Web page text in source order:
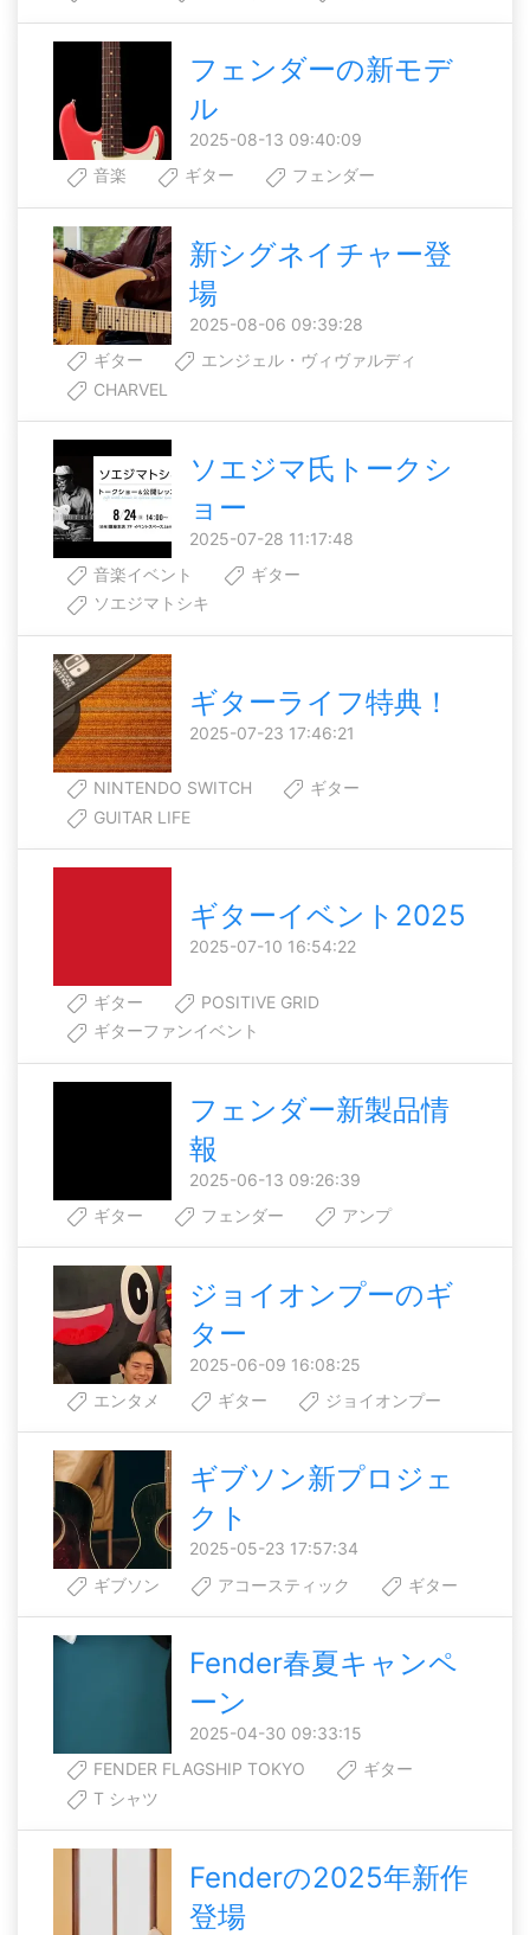
フェンダーの新モデ
ル
2025-08-13 09:40:09
音楽
ギター フェンダー
新シグネイチャー登
場
2025-08-06 09:39:28
ギター
エンジェル・ヴィヴァルディ
CHARVEL
ソエジマ氏トークシ
ョー
2025-07-28 11:17:48
音楽イベント
ギター
ソエジマトシキ
ギターライフ特典！
2025-07-23 17:46:21
NINTENDO SWITCH
ギター
GUITAR LIFE
ギターイベント2025
2025-07-10 16:54:22
ギター
POSITIVE GRID
ギターファンイベント
フェンダー新製品情
報
2025-06-13 09:26:39
ギター
フェンダー アンプ
ジョイオンプーのギ
ター
2025-06-09 16:08:25
エンタメ
ギター ジョイオンプー
ギブソン新プロジェ
クト
2025-05-23 17:57:34
ギブソン
アコースティック ギター
Fender春夏キャンペ
ーン
2025-04-30 09:33:15
FENDER FLAGSHIP TOKYO
ギター
T シャツ
Fenderの2025年新作
登場